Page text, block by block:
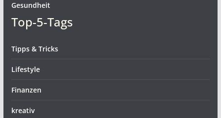
Gesundheit
Top-5-Tags
Tipps & Tricks
Lifestyle
Finanzen
kreativ